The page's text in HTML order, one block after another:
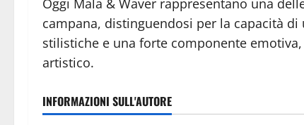
campana, distinguendosi per la capacità
stilistiche e una forte componente
artistico.
INFORMAZIONI SULL'AUTORE